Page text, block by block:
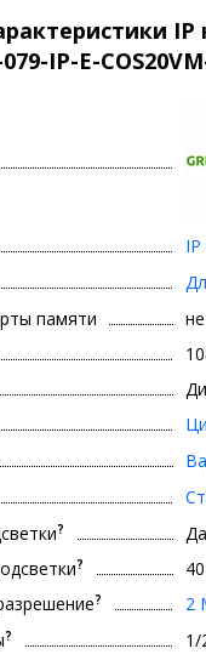
IP-E-
памяти
?
Да
?
?
2
?
1/